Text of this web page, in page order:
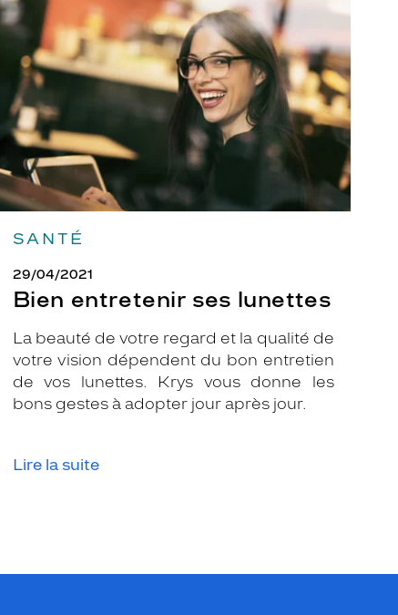
SANTÉ
29/04/2021
Bien entretenir ses lunettes
La beauté de votre regard et la qualité de
votre vision dépendent du bon entretien
de vos lunettes. Krys vous donne les
bons gestes à adopter jour après jour.
Lire la suite
lunettes